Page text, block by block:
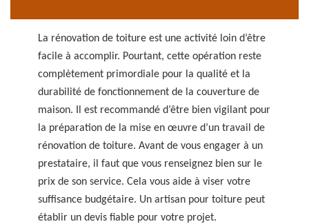
La rénovation de toiture est une activité loin d’être
facile à accomplir. Pourtant, cette opération reste
complètement primordiale pour la qualité et la
durabilité de fonctionnement de la couverture de
maison. Il est recommandé d’être bien vigilant pour
la préparation de la mise en œuvre d’un travail de
rénovation de toiture. Avant de vous engager à un
prestataire, il faut que vous renseignez bien sur le
prix de son service. Cela vous aide à viser votre
suffisance budgétaire. Un artisan pour toiture peut
établir un devis fiable pour votre projet.